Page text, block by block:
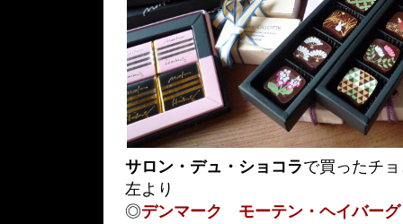
サロン・デュ・ショコラで買ったチ
左より
◎デンマーク モーテン・ヘイバーグ